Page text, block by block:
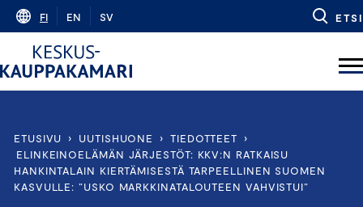
Skip
content
FI EN SV ETSI
ETUSIVU › UUTISHUONE › TIEDOTTEET
›
ELINKEINOELÄMÄN JÄRJESTÖT: KKV:N RATKAISU
HANKINTALAIN KIERTÄMISESTÄ TARPEELLINEN SUOMEN
KASVULLE: ”USKO MARKKINATA­LOUTEEN VAHVISTUI”